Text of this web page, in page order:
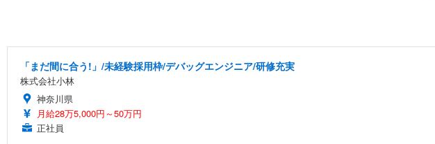
「まだ間に合う!」/未経験採用枠/デバッグエンジニア/研修充実
株式会社小林
神奈川県
月給28万5,000円～50万円
正社員